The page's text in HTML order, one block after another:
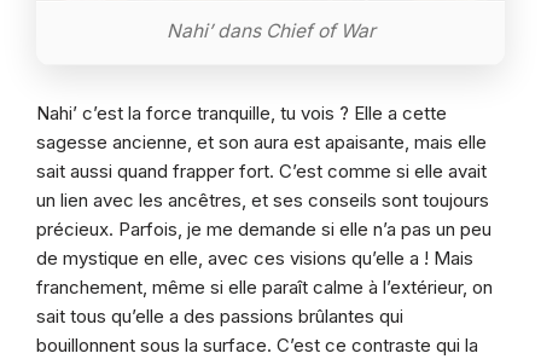
Nahi’ dans Chief of War
Nahi’ c’est la force tranquille, tu vois ? Elle a cette
sagesse ancienne, et son aura est apaisante, mais elle
sait aussi quand frapper fort. C’est comme si elle avait
un lien avec les ancêtres, et ses conseils sont toujours
précieux. Parfois, je me demande si elle n’a pas un peu
de mystique en elle, avec ces visions qu’elle a ! Mais
franchement, même si elle paraît calme à l’extérieur, on
sait tous qu’elle a des passions brûlantes qui
bouillonnent sous la surface. C’est ce contraste qui la